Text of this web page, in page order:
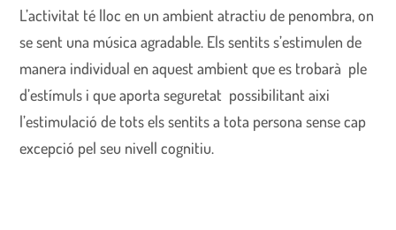
L’activitat té lloc en un ambient atractiu de penombra, on
se sent una música agradable. Els sentits s’estimulen de
manera individual en aquest ambient que es trobarà ple
d’estímuls i que aporta seguretat possibilitant aixi
l’estimulació de tots els sentits a tota persona sense cap
excepció pel seu nivell cognitiu.